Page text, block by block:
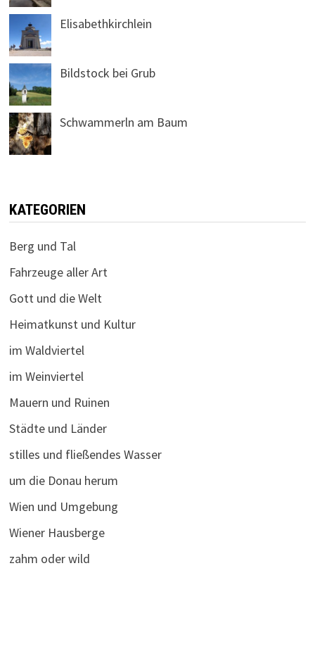
Elisabethkirchlein
Bildstock bei Grub
Schwammerln am Baum
KATEGORIEN
Berg und Tal
Fahrzeuge aller Art
Gott und die Welt
Heimatkunst und Kultur
im Waldviertel
im Weinviertel
Mauern und Ruinen
Städte und Länder
stilles und fließendes Wasser
um die Donau herum
Wien und Umgebung
Wiener Hausberge
zahm oder wild